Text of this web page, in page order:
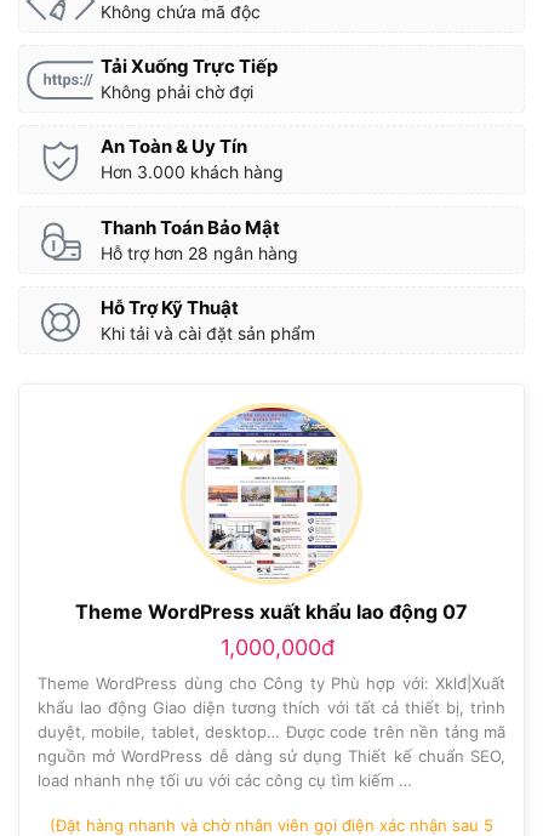
Không chứa mã độc
Tải Xuống Trực Tiếp
Không phải chờ đợi
An Toàn & Uy Tín
Hơn 3.000 khách hàng
Thanh Toán Bảo Mật
Hỗ trợ hơn 28 ngân hàng
Hỗ Trợ Kỹ Thuật
Khi tải và cài đặt sản phẩm
Theme WordPress xuất khẩu lao động 07
1,000,000đ
Theme WordPress dùng cho Công ty Phù hợp với: Xklđ|Xuất
khẩu lao động Giao diện tương thích với tất cả thiết bị, trình
duyệt, mobile, tablet, desktop… Được code trên nền tảng mã
nguồn mở WordPress dễ dàng sử dụng Thiết kế chuẩn SEO,
load nhanh nhẹ tối ưu với các công cụ tìm kiếm …
(Đặt hàng nhanh và chờ nhân viên gọi điện xác nhận sau 5